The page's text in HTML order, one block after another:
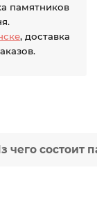
памятников
, доставка
чего состоит